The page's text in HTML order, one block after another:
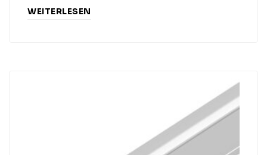
WEITERLESEN